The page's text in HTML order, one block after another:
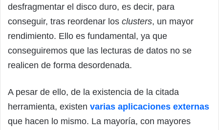
desfragmentar el disco duro, es decir, para
conseguir, tras reordenar los clusters, un mayor
rendimiento. Ello es fundamental, ya que
conseguiremos que las lecturas de datos no se
realicen de forma desordenada.
A pesar de ello, de la existencia de la citada
herramienta, existen varias aplicaciones externas
que hacen lo mismo. La mayoría, con mayores